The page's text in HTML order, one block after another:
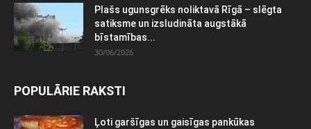
Plašs ugunsgrēks noliktavā Rīgā – slēgta
satiksme un izsludināta augstākā
bīstamības...
30/06/2026
POPULĀRIE RAKSTI
Ļoti garšīgas un gaisīgas pankūkas